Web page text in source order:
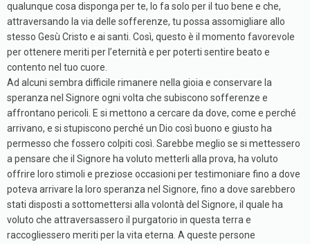
qualunque cosa disponga per te, lo fa solo per il tuo bene e che,
attraversando la via delle sofferenze, tu possa assomigliare allo
stesso Gesù Cristo e ai santi. Così, questo è il momento favorevole
per ottenere meriti per l’eternità e per poterti sentire beato e
contento nel tuo cuore.
Ad alcuni sembra difficile rimanere nella gioia e conservare la
speranza nel Signore ogni volta che subiscono sofferenze e
affrontano pericoli. E si mettono a cercare da dove, come e perché
arrivano, e si stupiscono perché un Dio così buono e giusto ha
permesso che fossero colpiti così. Sarebbe meglio se si mettessero
a pensare che il Signore ha voluto metterli alla prova, ha voluto
offrire loro stimoli e preziose occasioni per testimoniare fino a dove
poteva arrivare la loro speranza nel Signore, fino a dove sarebbero
stati disposti a sottomettersi alla volontà del Signore, il quale ha
voluto che attraversassero il purgatorio in questa terra e
raccogliessero meriti per la vita eterna. A queste persone